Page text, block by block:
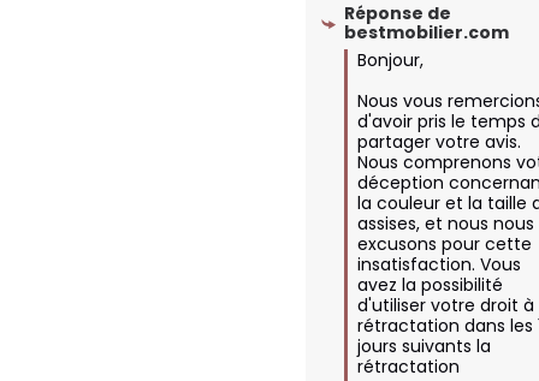
Réponse de
bestmobilier.com
Bonjour,
Nous vous
d'avoir pris le temps
partager votre avis.
Nous comprenons
déception
la couleur et la taille
assises, et nous nous
excusons pour cette
insatisfaction. Vous
avez la possibilité
d'utiliser votre droit à
rétractation dans les
jours suivants la
rétractation